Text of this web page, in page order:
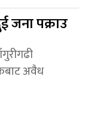
जना पक्राउ
अवैध